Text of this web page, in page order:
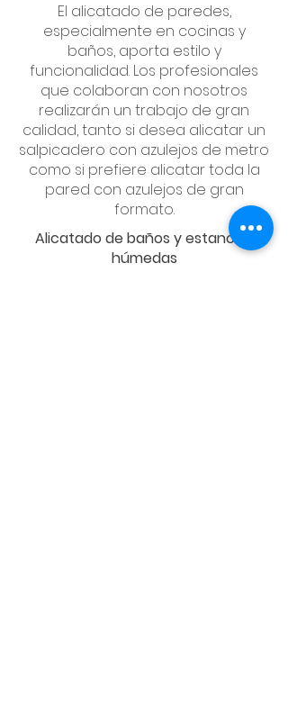
El alicatado de paredes,
especialmente en cocinas y
baños, aporta estilo y
funcionalidad. Los profesionales
que colaboran con nosotros
realizarán un trabajo de gran
calidad, tanto si desea alicatar un
salpicadero con azulejos de metro
como si prefiere alicatar toda la
pared con azulejos de gran
formato.
Alicatado de baños y estancias
húmedas